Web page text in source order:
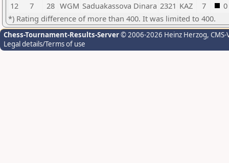
12
7 28 WGM Saduakassova Dinara 2321 KAZ 7
0
*) Rating difference of more than 400. It was limited to 400.
Chess-Tournament-Results-Server© 2006-2026 Heinz Herzog,
Legal details/Terms of use